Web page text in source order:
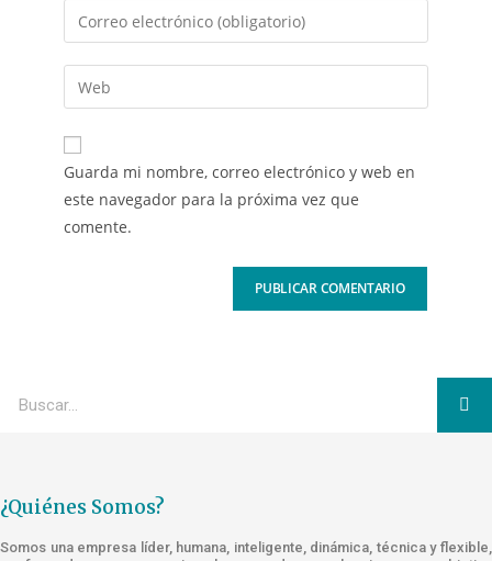
Guarda mi nombre, correo electrónico y web en
este navegador para la próxima vez que
comente.
¿Quiénes Somos?
Somos una empresa líder, humana, inteligente, dinámica, técnica y flexible,